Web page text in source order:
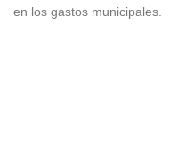
en los gastos municipales.